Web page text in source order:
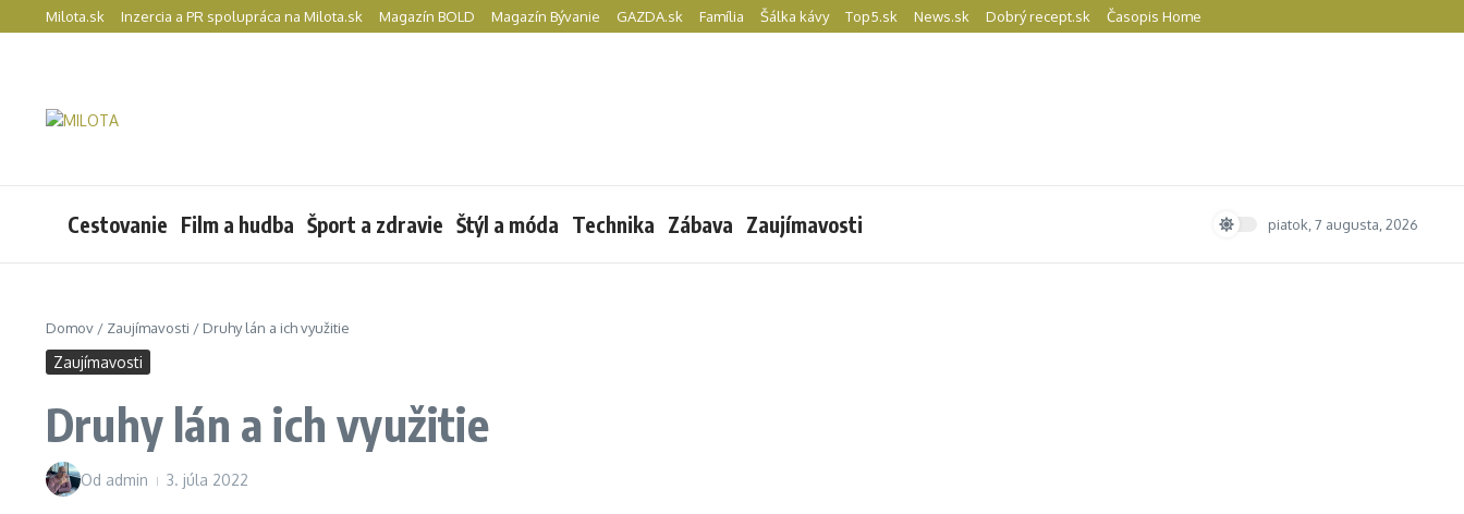
Preskočiť na obsah
Milota.sk Inzercia a PR spolupráca na Milota.sk Magazín BOLD Magazín Bývanie GAZDA.sk Família Šálka kávy Top5.sk News.sk Dobrý recept.sk Časopis Home
Cestovanie Film a hudba Šport a zdravie Štýl a móda Technika Zábava Zaujímavosti piatok, 7 augusta, 2026
Domov / Zaujímavosti / Druhy lán a ich využitie
Zaujímavosti
Druhy lán a ich využitie
Od admin 3. júla 2022